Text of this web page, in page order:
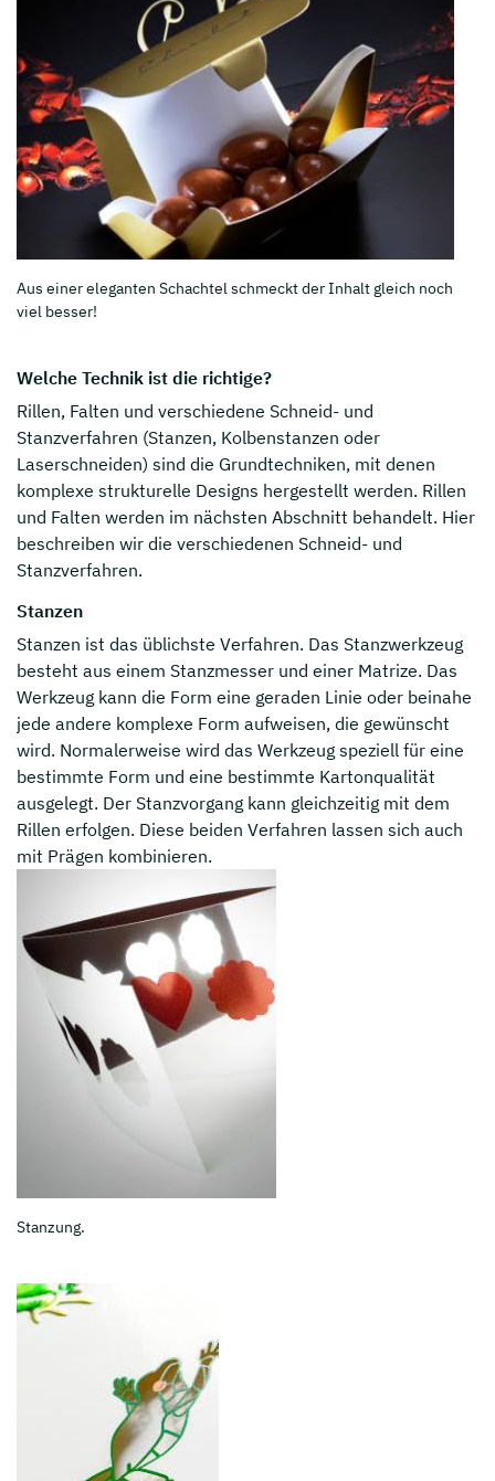
Aus einer eleganten Schachtel schmeckt der Inhalt gleich noch
viel besser!
Welche Technik ist die richtige?
Rillen, Falten und verschiedene Schneid- und
Stanzverfahren (Stanzen, Kolbenstanzen oder
Laserschneiden) sind die Grundtechniken, mit denen
komplexe strukturelle Designs hergestellt werden. Rillen
und Falten werden im nächsten Abschnitt behandelt. Hier
beschreiben wir die verschiedenen Schneid- und
Stanzverfahren.
Stanzen
Stanzen ist das üblichste Verfahren. Das Stanzwerkzeug
besteht aus einem Stanzmesser und einer Matrize. Das
Werkzeug kann die Form eine geraden Linie oder beinahe
jede andere komplexe Form aufweisen, die gewünscht
wird. Normalerweise wird das Werkzeug speziell für eine
bestimmte Form und eine bestimmte Kartonqualität
ausgelegt. Der Stanzvorgang kann gleichzeitig mit dem
Rillen erfolgen. Diese beiden Verfahren lassen sich auch
mit Prägen kombinieren.
Stanzung.